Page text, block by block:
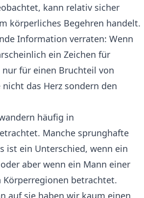
kann relativ sicher
körperliches Begehren handelt.
Information verraten: Wenn
ein Zeichen für
für einen Bruchteil von
das Herz sondern den
häufig in
Manche sprunghafte
ist ein Unterschied, wenn ein
aber wenn ein Mann einer
Körperregionen betrachtet.
auf sie haben wir kaum einen